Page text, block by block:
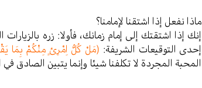
ماذا نفعل إذا اشتقنا لإمامنا؟
إنك إذا اشتقتك إلى إمام زمانك، فأولا: زره
إحدى التوقيعات الشريفة: (مَلْ كُلُّ اِمْرِئٍ مِنْكُمْ بِمَا
المحبة المجردة لا تكلفنا شيئا وإنما يتبين